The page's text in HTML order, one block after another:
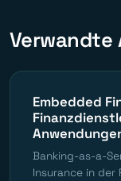
Verwandte
Embedded
Banking-as-a-
Insurance in der